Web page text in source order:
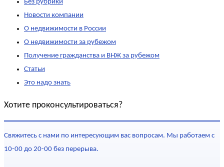
Без рубрики
Новости компании
О недвижимости в России
О недвижимости за рубежом
Получение гражданства и ВНЖ за рубежом
Статьи
Это надо знать
Хотите проконсультироваться?
Свяжитесь с нами по интересующим вас вопросам. Мы работаем с
10-00 до 20-00 без перерыва.